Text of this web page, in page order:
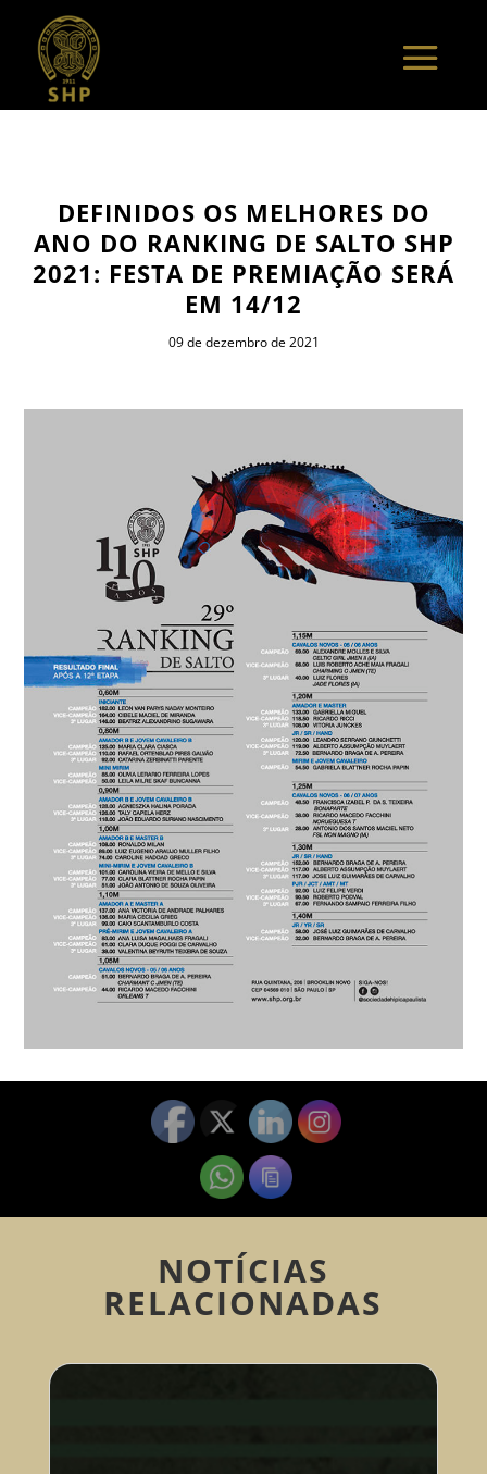
DEFINIDOS OS MELHORES DO
ANO DO RANKING DE SALTO SHP
2021: FESTA DE PREMIAÇÃO SERÁ
EM 14/12
09 de dezembro de 2021
NOTÍCIAS
RELACIONADAS